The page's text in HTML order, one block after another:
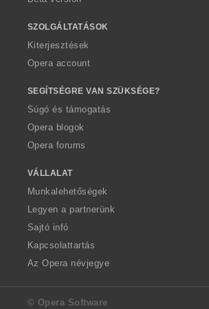
SZOLGÁLTATÁSOK
Kiterjesztések
Opera account
SEGÍTSÉGRE VAN SZÜKSÉGE?
Súgó és támogatás
Opera blogok
Opera forums
VÁLLALAT
Munkalehetőségek
Legyen a partnerünk
Sajtó infó
Kapcsolattartás
Az Opera névjegye
© Opera Software